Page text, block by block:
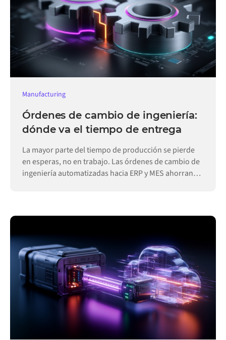
Manufacturing
Órdenes de cambio de ingeniería:
dónde va el tiempo de entrega
La mayor parte del tiempo de producción se pierde
en esperas, no en trabajo. Las órdenes de cambio de
ingeniería automatizadas hacia ERP y MES ahorran